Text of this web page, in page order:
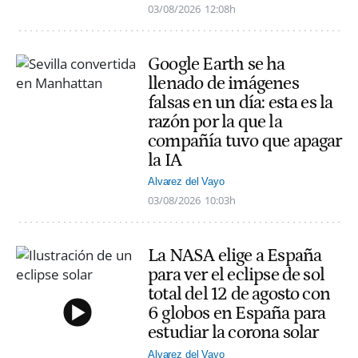
03/08/2026 12:08h
Google Earth se ha
llenado de imágenes
falsas en un día: esta es la
razón por la que la
compañía tuvo que apagar
la IA
Alvarez del Vayo
03/08/2026 10:03h
La NASA elige a España
para ver el eclipse de sol
total del 12 de agosto con
6 globos en España para
estudiar la corona solar
Alvarez del Vayo